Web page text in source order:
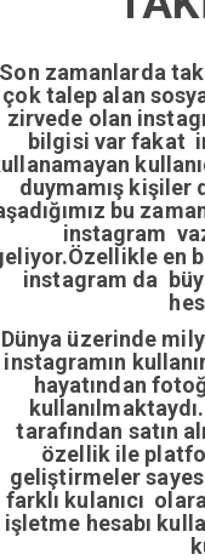
Son zamanlarda
çok talep alan
zirvede olan
bilgisi var fakat
duymamış kişiler
bu
instagram
en
instagram da
üzerinde
instagramın
hayatından
tarafından satın
özellik ile
geliştirmeler
farklı kulanıcı
işletme hesabı